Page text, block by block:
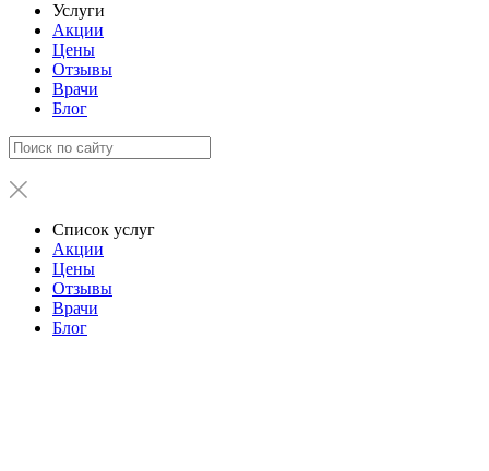
Услуги
Акции
Цены
Отзывы
Врачи
Блог
Список услуг
Акции
Цены
Отзывы
Врачи
Блог